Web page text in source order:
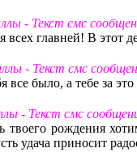
- Текст смс
всех главней! В этот
- Текст смс
все было, а тебе за
- Текст смс
рождения
удача приносит